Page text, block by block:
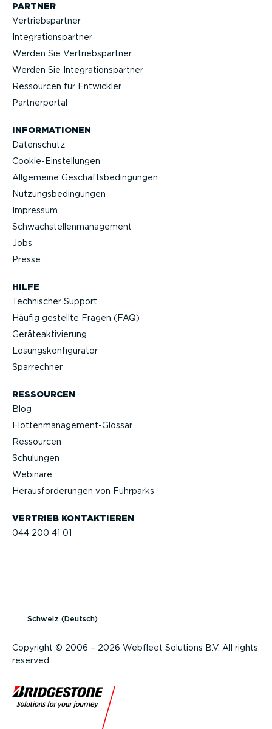
VERTRIEB KONTAK­TIEREN
044 200 41 01
HILFE
Technischer Support
Häufig gestellte Fragen (FAQ)
Geräteak­ti­vierung
Lösungs­kon­fi­gu­rator
Sparrechner
RESSOURCEN
Blog
Flotten­management-Glossar
Ressourcen
Schulungen
Webinare
Heraus­for­de­rungen von Fuhrparks
PARTNER
Vertriebs­partner
Integra­ti­ons­partner
Werden Sie Vertriebs­partner
Werden Sie Integra­ti­ons­partner
Ressourcen für Entwickler
Partner­portal
INFOR­MA­TIONEN
Datenschutz
Cookie-Ein­stel­lungen
Allgemeine Geschäfts­be­din­gungen
Nutzungs­be­din­gungen
Impressum
Schwach­stel­len­ma­nagement
Jobs
Presse
Copyright © 2006 – 2026 Webfleet Solutions B.V. All rights
reserved.
Schweiz (Deutsch)